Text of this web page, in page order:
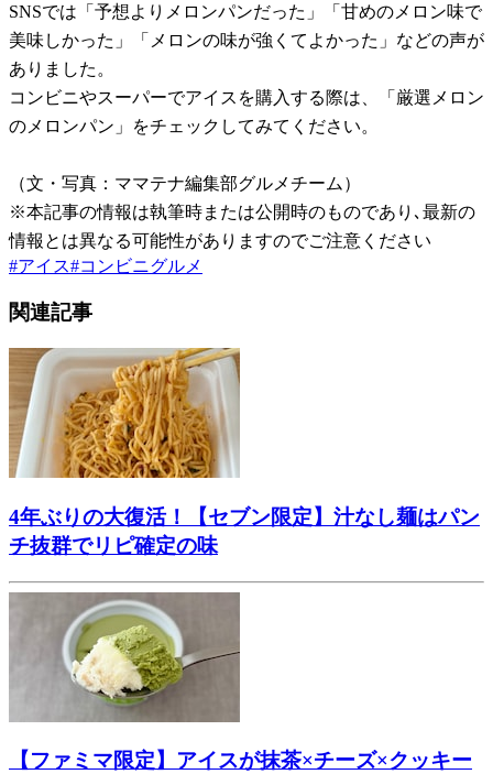
SNSでは「予想よりメロンパンだった」「甘めのメロン味で
美味しかった」「メロンの味が強くてよかった」などの声が
ありました。
コンビニやスーパーでアイスを購入する際は、「厳選メロン
のメロンパン」をチェックしてみてください。
（文・写真：ママテナ編集部グルメチーム）
※本記事の情報は執筆時または公開時のものであり､最新の
情報とは異なる可能性がありますのでご注意ください
#アイス#コンビニグルメ
関連記事
4年ぶりの大復活！【セブン限定】汁なし麺はパン
チ抜群でリピ確定の味
【ファミマ限定】アイスが抹茶×チーズ×クッキー